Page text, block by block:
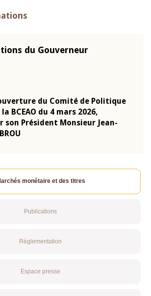
du Gouverneur
du Comité de Politique
BCEAO du 4 mars 2026,
son Président Monsieur Jean-
monétaire et des titres
Publications
Réglementation
Espace presse